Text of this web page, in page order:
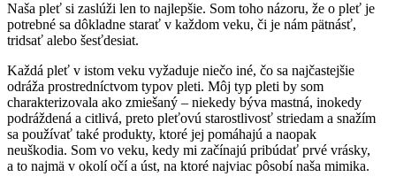
Naša pleť si zaslúži len to najlepšie. Som toho názoru, že o pleť je
potrebné sa dôkladne starať v každom veku, či je nám pätnásť,
tridsať alebo šesťdesiat.
Každá pleť v istom veku vyžaduje niečo iné, čo sa najčastejšie
odráža prostredníctvom typov pleti. Môj typ pleti by som
charakterizovala ako zmiešaný – niekedy býva mastná, inokedy
podráždená a citlivá, preto pleťovú starostlivosť striedam a snažím
sa používať také produkty, ktoré jej pomáhajú a naopak
neuškodia. Som vo veku, kedy mi začínajú pribúdať prvé vrásky,
a to najmä v okolí očí a úst, na ktoré najviac pôsobí naša mimika.